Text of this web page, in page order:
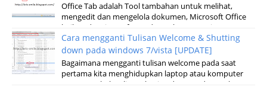
Office Tab adalah Tool tambahan untuk melihat,
mengedit dan mengelola dokumen, Microsoft Office
baik pada microsoft Word, Excel, Powerpoint...
Cara mengganti Tulisan Welcome & Shutting
down pada windows 7/vista [UPDATE]
Bagaimana mengganti tulisan welcome pada saat
pertama kita menghidupkan laptop atau komputer
serta merubah tulisan shuting down pada saat k...